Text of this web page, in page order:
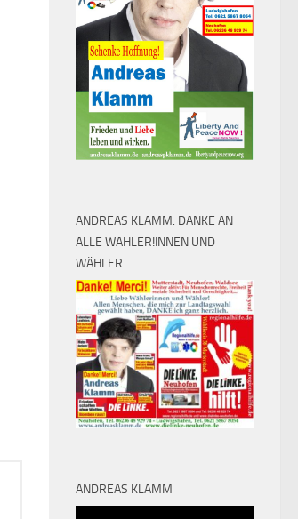
ANDREAS KLAMM: DANKE AN
ALLE WÄHLER!INNEN UND
WÄHLER
ANDREAS KLAMM